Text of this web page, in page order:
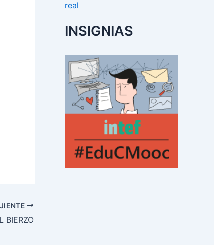
BIERZO
real
INSIGNIAS